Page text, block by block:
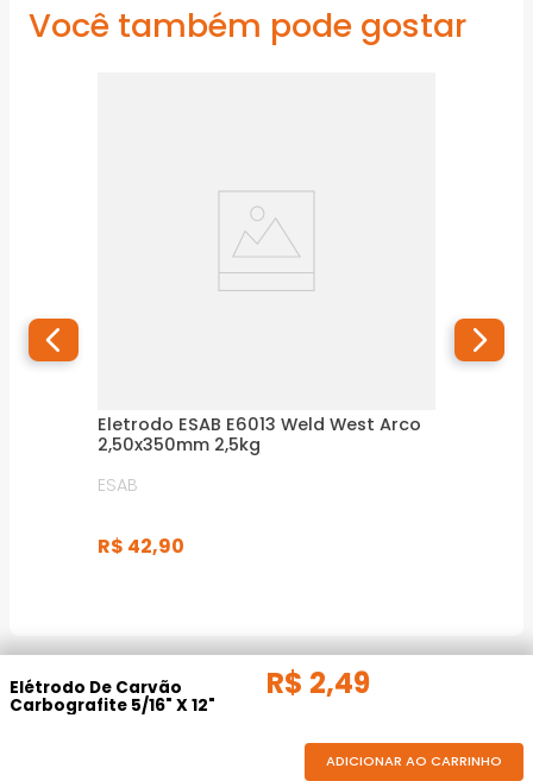
Você também pode gostar
Eletrodo ESAB E6013 Weld West Arco
2,50x350mm 2,5kg
ESAB
R$ 42,90
Elétrodo De Carvão
Carbografite 5/16" X 12"
R$ 2,49
ADICIONAR AO CARRINHO
DESCRIÇÃO DO PRODUTO